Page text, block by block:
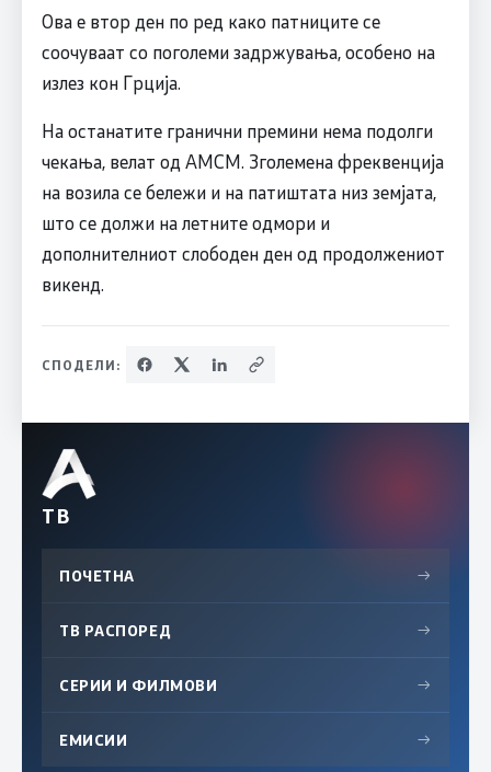
Ова е втор ден по ред како патниците се
соочуваат со поголеми задржувања, особено на
излез кон Грција.
На останатите гранични премини нема подолги
чекања, велат од АМСМ. Зголемена фреквенција
на возила се бележи и на патиштата низ земјата,
што се должи на летните одмори и
дополнителниот слободен ден од продолжениот
викенд.
СПОДЕЛИ:
ТВ
ПОЧЕТНА →
ТВ РАСПОРЕД →
СЕРИИ И ФИЛМОВИ →
ЕМИСИИ →